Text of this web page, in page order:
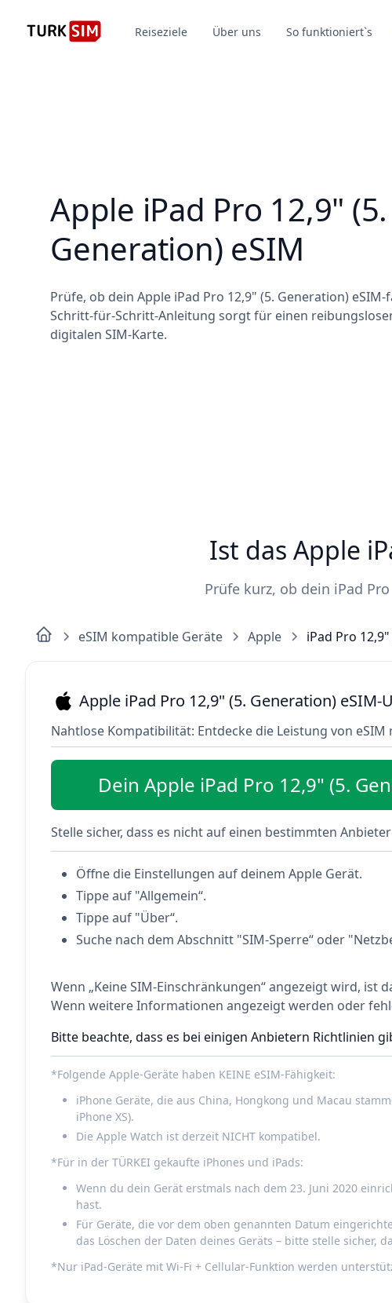
Reiseziele Über uns So funktioniert`s
Apple iPad Pro 12,9" (5.
Generation) eSIM
Prüfe, ob dein Apple iPad Pro 12,9" (5. Generation)
Schritt-für-Schritt-Anleitung sorgt für einen
digitalen SIM-Karte.
Ist das Apple
Prüfe kurz, ob dein iPad
eSIM kompatible Geräte Apple iPad Pro
Apple iPad Pro 12,9" (5. Generation)
Nahtlose Kompatibilität: Entdecke die Leistung von
Dein Apple iPad Pro 12,9" (5.
Stelle sicher, dass es nicht auf einen bestimmten
Öffne die Einstellungen auf deinem Apple Gerät.
Tippe auf "Allgemein“.
Tippe auf "Über“.
Suche nach dem Abschnitt "SIM-Sperre“ oder
Wenn „Keine SIM-Einschränkungen“ angezeigt wird, ist
Wenn weitere Informationen angezeigt werden oder
Bitte beachte, dass es bei einigen Anbietern Richtlinien
*Folgende Apple-Geräte haben KEINE eSIM-Fähigkeit:
iPhone Geräte, die aus China, Hongkong und Macau
iPhone XS).
Die Apple Watch ist derzeit NICHT kompatibel.
*Für in der TÜRKEI gekaufte iPhones und iPads:
Wenn du dein Gerät erstmals nach dem 23. Juni 2020
hast.
Für Geräte, die vor dem oben genannten Datum
das Löschen der Daten deines Geräts – bitte stelle sicher,
*Nur iPad-Geräte mit Wi-Fi + Cellular-Funktion werden